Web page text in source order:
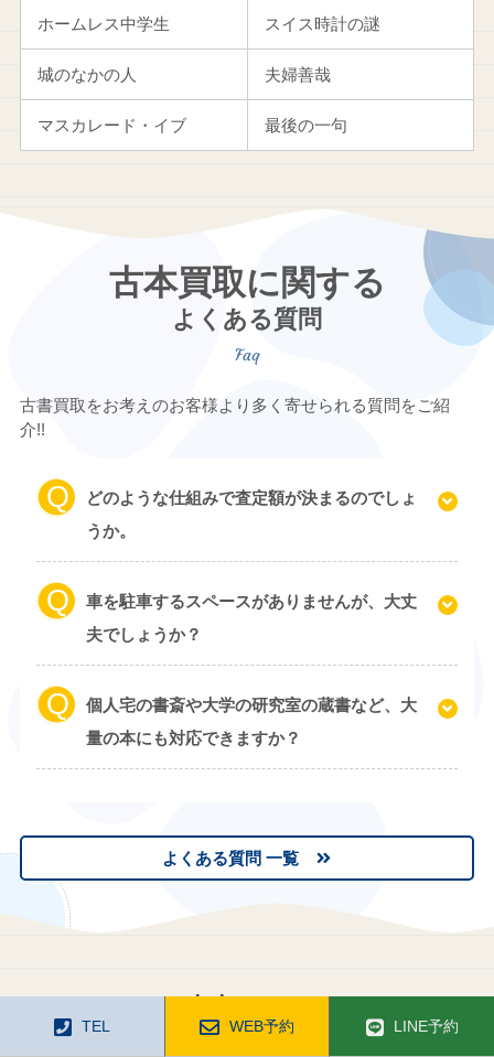
ホームレス中学生 スイス時計の謎
城のなかの人 夫婦善哉
マスカレード・イブ 最後の一句
古本買取に関する
よくある質問
古書買取をお考えのお客様より多く寄せられる質問をご紹
介!!
どのような仕組みで査定額が決まるのでしょ
うか。
車を駐車するスペースがありませんが、大丈
夫でしょうか？
個人宅の書斎や大学の研究室の蔵書など、大
量の本にも対応できますか？
よくある質問 一覧
TEL WEB予約 LINE予約